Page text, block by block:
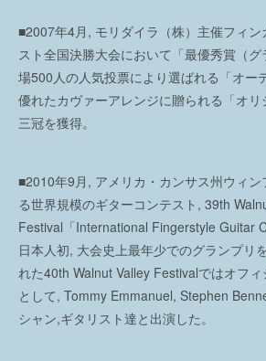
■2007年4月, モリダイラ（株）主催フィ
スト全国決勝大会において「最優秀賞（
場500人の人気投票により選ばれる「オー
優れたカヴァーアレンジに贈られる「オ
三冠を獲得。
■2010年9月, アメリカ・カンサス州ウィ
る世界規模のギターコンテスト, 39th
Festival「International Fingerstyle Guitar
日本人初, 大会史上最年少でのグランプリ
れた40th Walnut Valley Festivalではオフ
として, Tommy Emmanuel, Stephen
シャン,ギタリスト達と出演した。